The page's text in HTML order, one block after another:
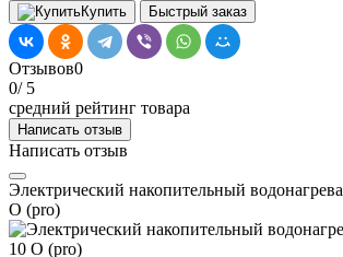
Купить Быстрый заказ
Отзывов0
0/ 5
средний рейтинг товара
Написать отзыв
Написать отзыв
Электрический накопительный
O (pro)